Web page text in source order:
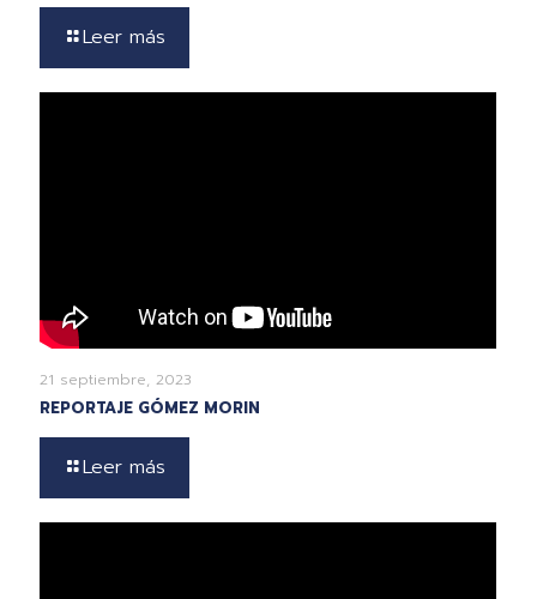
Leer más
21 septiembre, 2023
REPORTAJE GÓMEZ MORIN
Leer más